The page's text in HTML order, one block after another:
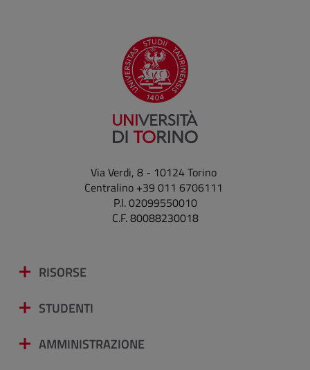
Via Verdi, 8 - 10124 Torino
Centralino +39 011 6706111
P.I. 02099550010
C.F. 80088230018
RISORSE
STUDENTI
AMMINISTRAZIONE